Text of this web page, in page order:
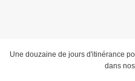
Une douzaine de jours d'itinérance
dans